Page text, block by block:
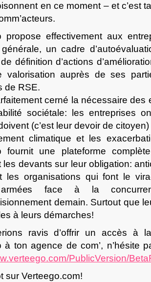
en ce moment – et c’est
propose effectivement aux
un cadre
définition d’actions
valorisation auprès de ses
de RSE.
cerné la nécessaire des
sociétale: les entreprises
(c’est leur devoir de
climatique et les
fournit une plateforme
les devants sur leur obligation:
les organisations qui font le
face à la
demain. Surtout que
à leurs démarches!
ravis d’offrir un accès à
à ton agence de com’, n’hésite
PublicVersion/
sur Verteego.com!